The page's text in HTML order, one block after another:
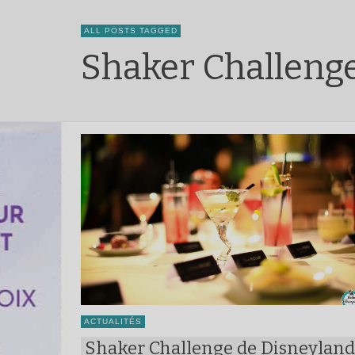
ALL POSTS TAGGED
Shaker
ACTUALITÉS
Shaker Challenge de Disneyland